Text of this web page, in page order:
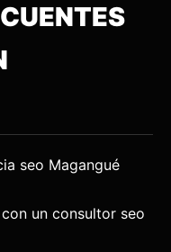
seo Magangué
un consultor seo